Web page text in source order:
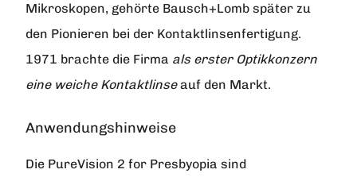
Mikroskopen, gehörte Bausch+Lomb später zu
den Pionieren bei der Kontaktlinsenfertigung.
1971 brachte die Firma als erster Optikkonzern
eine weiche Kontaktlinseauf den Markt.
Anwendungshinweise
Die PureVision 2 for Presbyopia sind